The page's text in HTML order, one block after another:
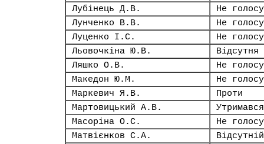
Лубінець Д.В.
Не
Лунченко В.В.
Не
Луценко І.С.
Не
Льовочкіна Ю.В.
Відсутня
Ляшко О.В.
Не
Македон Ю.М.
Не
Маркевич Я.В.
Проти
Мартовицький А.В.
Утримався
Масоріна О.С.
Не
Матвієнков С.А.
Відсутній